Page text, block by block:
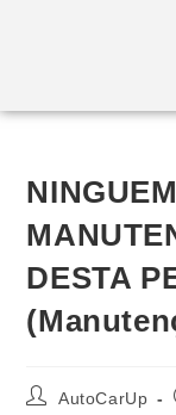
DESTA
AutoCarUp